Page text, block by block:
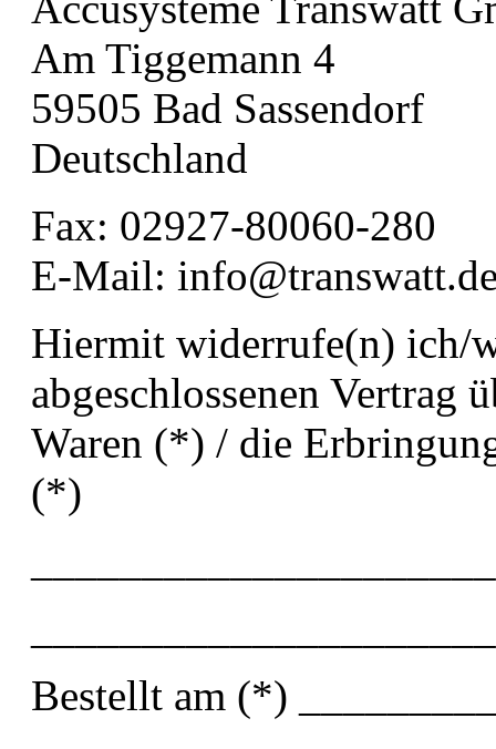
Am Tiggemann 4
59505 Bad Sassendorf
Deutschland
Fax: 02927-80060-280
E-Mail:
Hiermit widerrufe(n) ich/
abgeschlossenen Vertrag
Waren (*) / die
(*)
Bestellt am (*)